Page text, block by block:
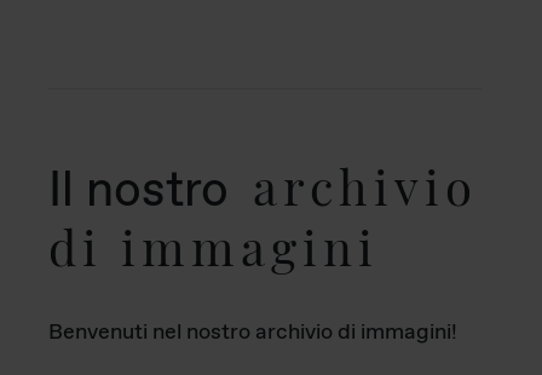
Il nostro archivio
di immagini
Benvenuti nel nostro archivio di immagini!